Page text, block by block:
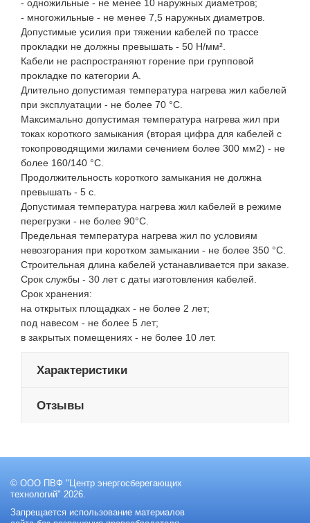
- одножильные - не менее 10 наружных диаметров;
- многожильные - не менее 7,5 наружных диаметров.
Допустимые усилия при тяжении кабелей по трассе
прокладки не должны превышать - 50 Н/мм².
Кабели не распространяют горение при групповой
прокладке по категории А.
Длительно допустимая температура нагрева жил кабелей
при эксплуатации - не более 70 °С.
Максимально допустимая температура нагрева жил при
токах короткого замыкания (вторая цифра для кабелей с
токопроводящими жилами сечением более 300 мм2) - не
более 160/140 °С.
Продолжительность короткого замыкания не должна
превышать - 5 с.
Допустимая температура нагрева жил кабелей в режиме
перегрузки - не более 90°С.
Предельная температура нагрева жил по условиям
невозгорания при коротком замыкании - не более 350 °С.
Строительная длина кабелей устанавливается при заказе.
Срок службы - 30 лет с даты изготовления кабелей.
Срок хранения:
на открытых площадках - не более 2 лет;
под навесом - не более 5 лет;
в закрытых помещениях - не более 10 лет.
Характеристики
Отзывы
© ООО ПВФ "Центр энергосберегающих
технологий" 2026.
Запрещается использование материалов